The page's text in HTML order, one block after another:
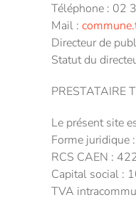
Téléphone : 02
Mail :
Directeur de
Statut du
PRESTATAIRE
Le présent site
Forme juridique
RCS CAEN :
Capital social :
TVA